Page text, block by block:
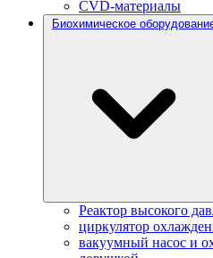
CVD-материалы
Биохимическое
Реактор высокого
циркулятор
вакуумный насос и